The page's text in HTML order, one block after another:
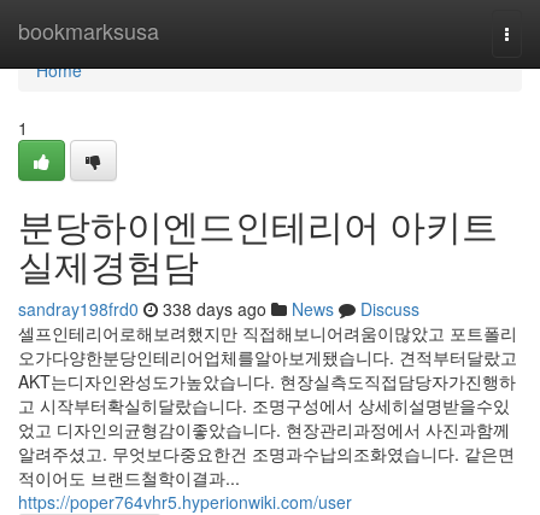
bookmarksusa
Home
Home
1
분당하이엔드인테리어 아키트
실제경험담
sandray198frd0 338 days ago News
Discuss
셀프인테리어로해보려했지만 직접해보니어려움이많았고 포트폴리
오가다양한분당인테리어업체를알아보게됐습니다. 견적부터달랐고
AKT는디자인완성도가높았습니다. 현장실측도직접담당자가진행하
고 시작부터확실히달랐습니다. 조명구성에서 상세히설명받을수있
었고 디자인의균형감이좋았습니다. 현장관리과정에서 사진과함께
알려주셨고. 무엇보다중요한건 조명과수납의조화였습니다. 같은면
적이어도 브랜드철학이결과...
https://poper764vhr5.hyperionwiki.com/user